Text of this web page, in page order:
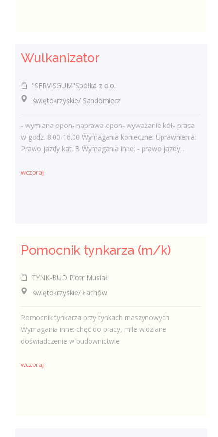
Wulkanizator
"SERVISGUM"Spółka z o.o.
świętokrzyskie/ Sandomierz
- wymiana opon- naprawa opon- wyważanie kół- praca
w godz. 8.00-16.00 Wymagania konieczne: Uprawnienia:
Prawo jazdy kat. B Wymagania inne: - prawo jazdy...
wczoraj
Pomocnik tynkarza (m/k)
TYNK-BUD Piotr Musiał
świętokrzyskie/ Łachów
Pomocnik tynkarza przy tynkach maszynowych
Wymagania inne: chęć do pracy, mile widziane
doświadczenie w budownictwie
wczoraj